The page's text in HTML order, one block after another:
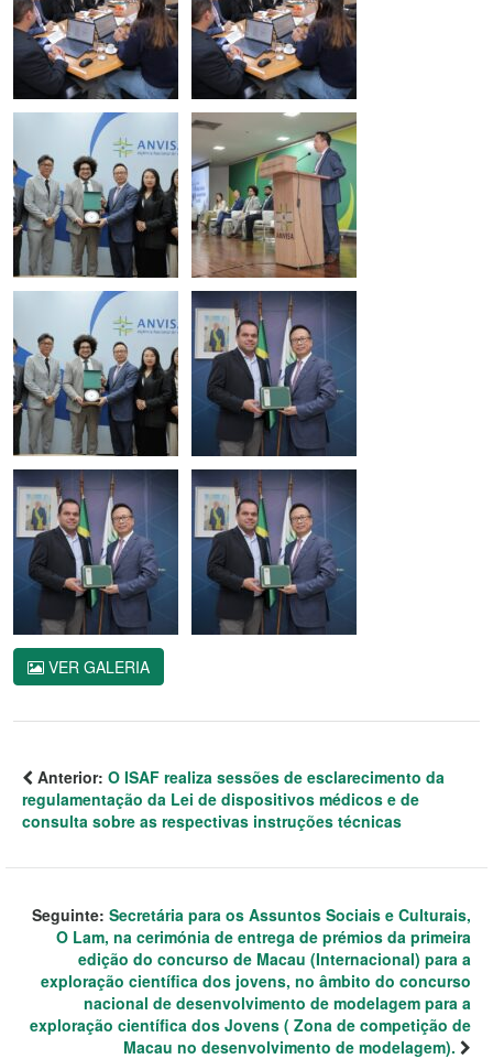
VER GALERIA
Anterior: O ISAF realiza sessões de esclarecimento da
regulamentação da Lei de dispositivos médicos e de
consulta sobre as respectivas instruções técnicas
Seguinte: Secretária para os Assuntos Sociais e Culturais,
O Lam, na cerimónia de entrega de prémios da primeira
edição do concurso de Macau (Internacional) para a
exploração científica dos jovens, no âmbito do concurso
nacional de desenvolvimento de modelagem para a
exploração científica dos Jovens ( Zona de competição de
Macau no desenvolvimento de modelagem).